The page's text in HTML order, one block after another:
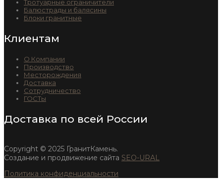
Тротуарные ограничители
Балюстрады и балясины
Блоки гранитные
Клиентам
О Компании
Производство
Месторождения
Доставка
Сотрудничество
ГОСТы
Доставка по всей России
Copyright © 2025 ГранитКамень.
Создание и продвижение сайта SEO-URAL
Политика конфиденциальности